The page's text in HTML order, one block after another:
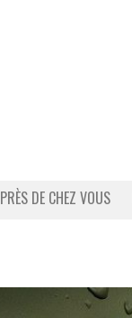
PRÈS DE CHEZ VOUS